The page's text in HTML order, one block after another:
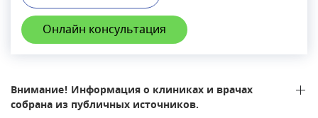
Онлайн консультация
Внимание! Информация о клиниках и врачах
собрана из публичных источников.